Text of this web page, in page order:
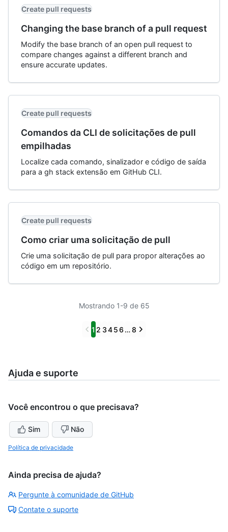
Create pull requests
Changing the base branch of a pull request
Modify the base branch of an open pull request to
compare changes against a different branch and
ensure accurate updates.
Create pull requests
Comandos da CLI de solicitações de pull
empilhadas
Localize cada comando, sinalizador e código de saída
para a gh stack extensão em GitHub CLI.
Create pull requests
Como criar uma solicitação de pull
Crie uma solicitação de pull para propor alterações ao
código em um repositório.
Mostrando 1-9 de 65
Previous
1 2 3456 …8 Next
Ajuda e suporte
Você encontrou o que precisava?
Sim Não
Política de privacidade
Ainda precisa de ajuda?
Pergunte à comunidade de GitHub
Contate o suporte